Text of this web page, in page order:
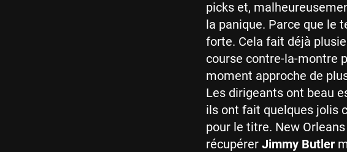
picks et,
la panique. Parce que le
forte. Cela fait déjà
course contre-la-montre
moment approche de
Les dirigeants ont beau
ils ont fait quelques jolis
pour le titre. New
récupérer Jimmy Butler